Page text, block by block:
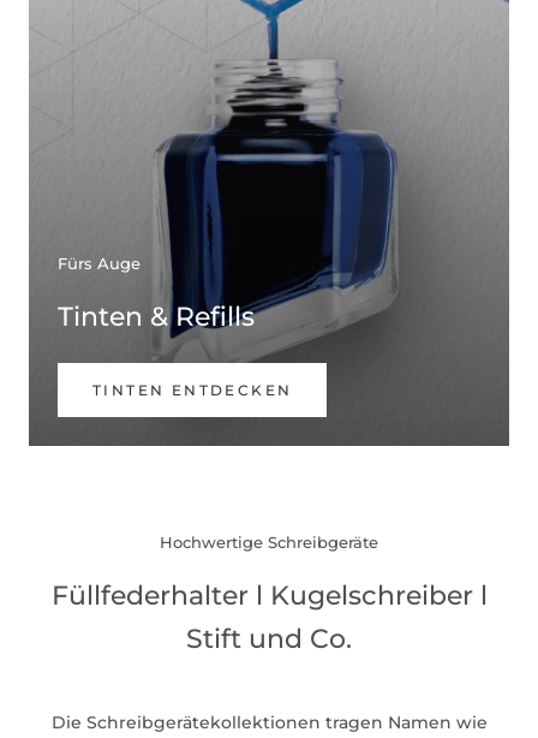
Fürs Auge
Tinten & Refills
TINTEN ENTDECKEN
Hochwertige Schreibgeräte
Füllfederhalter l Kugelschreiber l
Stift und Co.
Die Schreibgerätekollektionen tragen Namen wie